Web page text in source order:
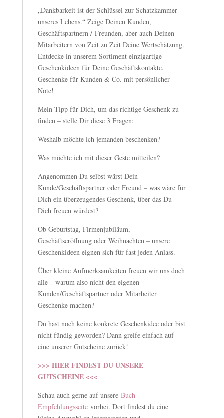
„Dankbarkeit ist der Schlüssel zur Schatzkammer
unseres Lebens.“ Zeige Deinen Kunden,
Geschäftspartnern /-Freunden, aber auch Deinen
Mitarbeitern von Zeit zu Zeit Deine Wertschätzung.
Entdecke in unserem Sortiment einzigartige
Geschenkideen für Deine Geschäftskontakte.
Geschenke für Kunden & Co. mit persönlicher
Note!
Mein Tipp für Dich, um das richtige Geschenk zu
finden – stelle Dir diese 3 Fragen:
Weshalb möchte ich jemanden beschenken?
Was möchte ich mit dieser Geste mitteilen?
Angenommen Du selbst wärst Dein
Kunde/Geschäftspartner oder Freund – was wäre für
Dich ein überzeugendes Geschenk, über das Du
Dich freuen würdest?
Ob Geburtstag, Firmenjubiläum,
Geschäftseröffnung oder Weihnachten – unsere
Geschenkideen eignen sich für fast jeden Anlass.
Über kleine Aufmerksamkeiten freuen wir uns doch
alle – warum also nicht den eigenen
Kunden/Geschäftspartner oder Mitarbeiter
Geschenke machen?
Du hast noch keine konkrete Geschenkidee oder bist
nicht fündig geworden? Dann greife einfach auf
eine unserer Gutscheine zurück!
>>> HIER FINDEST DU UNSERE
GUTSCHEINE <<<
Schau auch gerne auf unsere Buch-
Empfehlungsseitevorbei. Dort findest du eine